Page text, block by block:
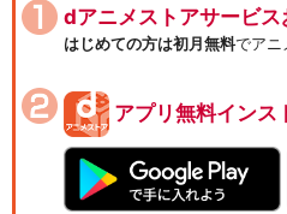
dアニメストアサービス
はじめての方は初月無料でアニ
アプリ無料インス